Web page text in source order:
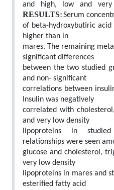
and high, low and very
RESULTS:Serum
of beta-hydroxybutiric
higher than in
mares. The remaining
significant differences
between the two studied
and non- significant
correlations between
Insulin was negatively
correlated with
and very low density
lipoproteins in
relationships were seen
glucose and cholesterol,
very low density
lipoproteins in mares and
esterified fatty acid